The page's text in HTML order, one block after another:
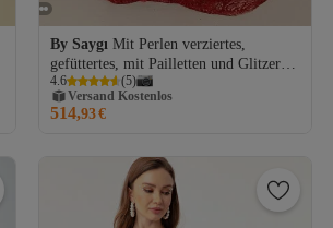
By Saygı Mit Perlen verziertes,
gefüttertes, mit Pailletten und Glitzer
besetztes, langes Kleid mit Trägern und
Kordelzug
4.6 (5)
Versand Kostenlos
Gratis Versand
Versand Kostenlos
514,93€